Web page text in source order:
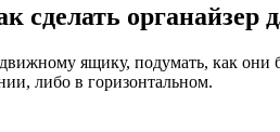
сделать органайзер
ящику, подумать, как они
либо в горизонтальном.